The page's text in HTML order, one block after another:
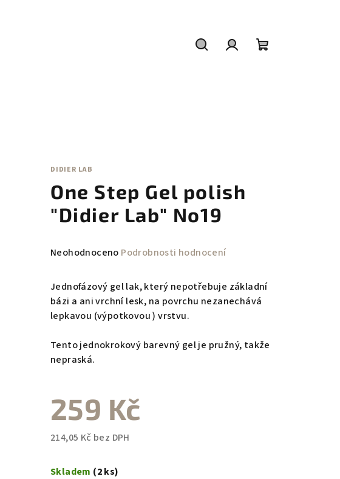
DIDIER LAB
One Step Gel polish
"Didier Lab" No19
Průměrné
produktu
je
0,0
5
hvězdiček.
Neohodnoceno Podrobnosti hodnocení
Jednofázový gel lak, který nepotřebuje základní
bázi a ani vrchní lesk, na povrchu nezanechává
lepkavou (výpotkovou ) vrstvu.
Tento jednokrokový barevný gel je pružný, takže
nepraská.
259 Kč
214,05 Kč bez DPH
cena:
Skladem (2 ks)